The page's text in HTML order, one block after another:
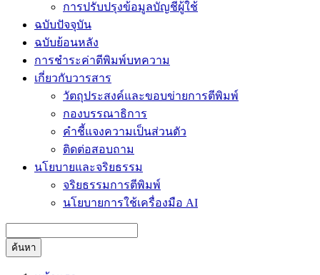
การปรับปรุงข้อมูลบัญชีผู้ใช้
ฉบับปัจจุบัน
ฉบับย้อนหลัง
การชำระค่าตีพิมพ์บทความ
เกี่ยวกับวารสาร
วัตถุประสงค์และขอบข่ายการตีพิมพ์
กองบรรณาธิการ
คำชี้แจงความเป็นส่วนตัว
ติดต่อสอบถาม
นโยบายและจริยธรรม
จริยธรรมการตีพิมพ์
นโยบายการใช้เครื่องมือ AI
ค้นหา